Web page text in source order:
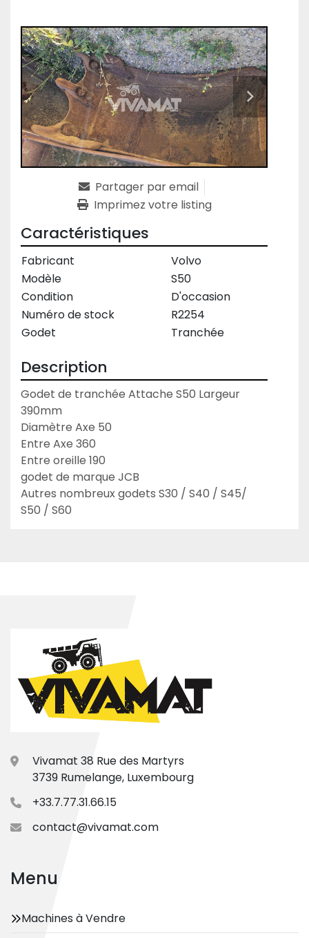
Partager par email
Imprimez votre listing
Caractéristiques
Fabricant
Volvo
Modèle
S50
Condition
D'occasion
Numéro de stock
R2254
Godet
Tranchée
Description
Godet de tranchée Attache S50 Largeur
390mm
Diamètre Axe 50
Entre Axe 360
Entre oreille 190
godet de marque JCB
Autres nombreux godets S30 / S40 / S45/
S50 / S60
Vivamat 38 Rue des Martyrs
3739 Rumelange, Luxembourg
+33.7.77.31.66.15
contact@vivamat.com
Menu
Machines à Vendre